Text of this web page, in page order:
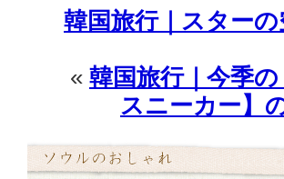
韓国旅行｜スター
« 韓国旅行｜今季
スニーカー】